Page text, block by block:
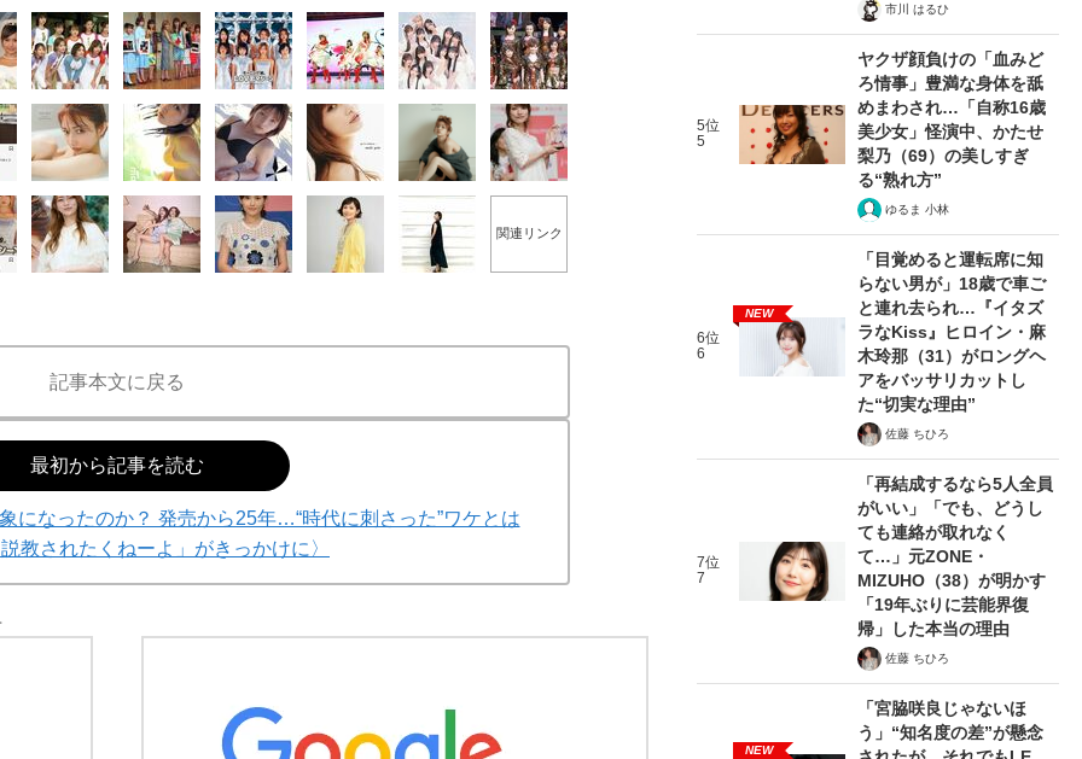
富士に激怒され... 《BTS厳戒トーキョー滞在記》RM→渋谷で飲み会、JIN→伊豆の...
もっと見る
関連リンク
記事本文に戻る
最初から記事を読む
になったのか？ 発売から25年…“時代に刺さった”ワケとは
教されたくねーよ」がきっかけに〉
市川 はるひ
5位
5
ヤクザ顔負けの「血みど
ろ情事」豊満な身体を舐
めまわされ…「自称16歳
美少女」怪演中、かたせ
梨乃（69）の美しすぎ
る“熟れ方”
ゆるま 小林
6位
6
NEW
「目覚めると運転席に知
らない男が」18歳で車ご
と連れ去られ…『イタズ
ラなKiss』ヒロイン・麻
木玲那（31）がロングヘ
アをバッサリカットし
た“切実な理由”
佐藤 ちひろ
7位
7
「再結成するなら5人全員
がいい」「でも、どうし
ても連絡が取れなく
て…」元ZONE・
MIZUHO（38）が明かす
「19年ぶりに芸能界復
帰」した本当の理由
佐藤 ちひろ
NEW
「宮脇咲良じゃないほ
う」“知名度の差”が懸念